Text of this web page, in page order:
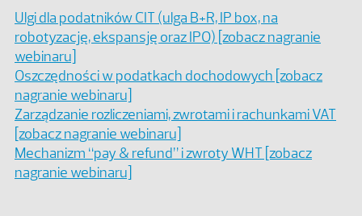
Ulgi dla podatników CIT (ulga B+R, IP box, na
robotyzację, ekspansję oraz IPO) [zobacz nagranie
webinaru]
Oszczędności w podatkach dochodowych [zobacz
nagranie webinaru]
Zarządzanie rozliczeniami, zwrotami i rachunkami VAT
[zobacz nagranie webinaru]
Mechanizm “pay & refund” i zwroty WHT [zobacz
nagranie webinaru]